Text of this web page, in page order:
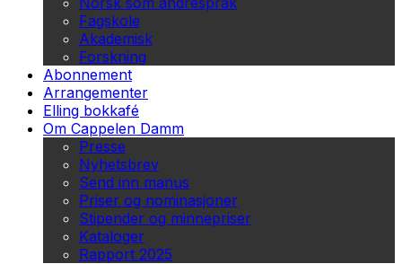
Fagskole
Akademisk
Forskning
Abonnement
Arrangementer
Elling bokkafé
Om Cappelen Damm
Presse
Nyhetsbrev
Send inn manus
Priser og nominasjoner
Stipender og minnepriser
Kataloger
Rapport 2025